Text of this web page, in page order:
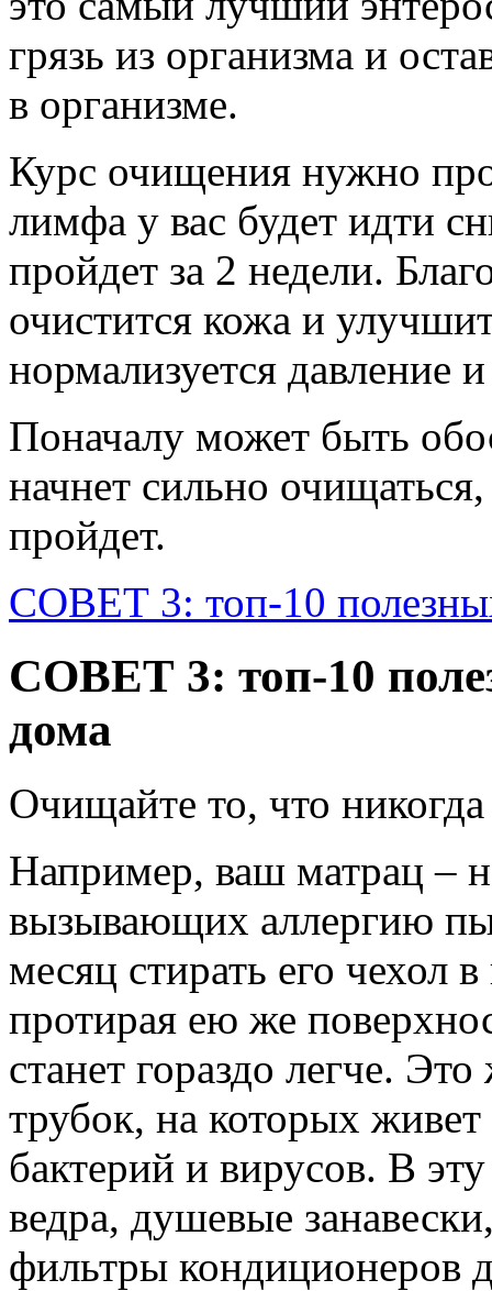
грязь из организма и
в организме.
Курс очищения нужно
лимфа у вас будет идти
пройдет за 2 недели.
очистится кожа и
нормализуется давление
Поначалу может быть
начнет сильно
пройдет.
СОВЕТ 3: топ-10
СОВЕТ 3: топ-10
дома
Очищайте то, что
Например, ваш матрац –
вызывающих аллергию
месяц стирать его чехол
протирая ею же
станет гораздо легче.
трубок, на которых
бактерий и вирусов. В
ведра, душевые
фильтры кондиционеров